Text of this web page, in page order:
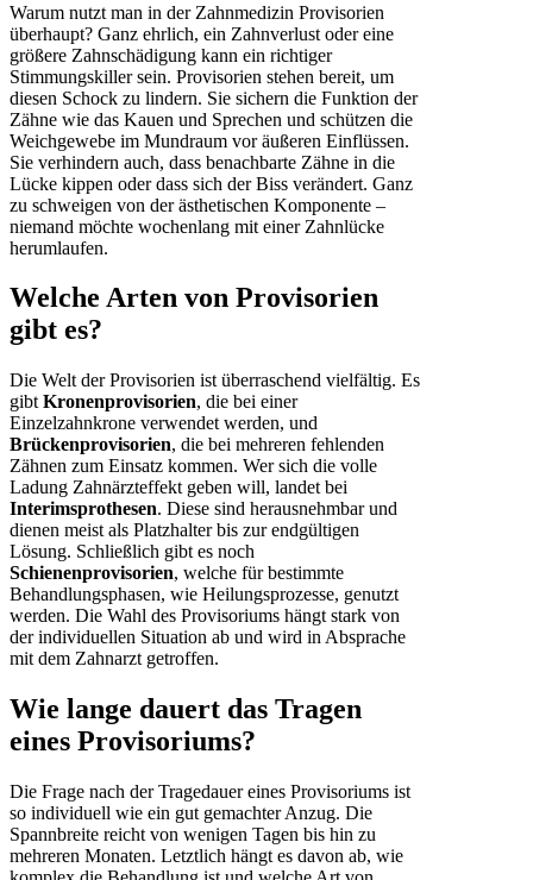
Warum nutzt man in der Zahnmedizin Provisorien
überhaupt? Ganz ehrlich, ein Zahnverlust oder eine
größere Zahnschädigung kann ein richtiger
Stimmungskiller sein. Provisorien stehen bereit, um
diesen Schock zu lindern. Sie sichern die Funktion der
Zähne wie das Kauen und Sprechen und schützen die
Weichgewebe im Mundraum vor äußeren Einflüssen.
Sie verhindern auch, dass benachbarte Zähne in die
Lücke kippen oder dass sich der Biss verändert. Ganz
zu schweigen von der ästhetischen Komponente –
niemand möchte wochenlang mit einer Zahnlücke
herumlaufen.
Welche Arten von Provisorien
gibt es?
Die Welt der Provisorien ist überraschend vielfältig. Es
gibt Kronenprovisorien, die bei einer
Einzelzahnkrone verwendet werden, und
Brückenprovisorien, die bei mehreren fehlenden
Zähnen zum Einsatz kommen. Wer sich die volle
Ladung Zahnärzteffekt geben will, landet bei
Interimsprothesen. Diese sind herausnehmbar und
dienen meist als Platzhalter bis zur endgültigen
Lösung. Schließlich gibt es noch
Schienenprovisorien, welche für bestimmte
Behandlungsphasen, wie Heilungsprozesse, genutzt
werden. Die Wahl des Provisoriums hängt stark von
der individuellen Situation ab und wird in Absprache
mit dem Zahnarzt getroffen.
Wie lange dauert das Tragen
eines Provisoriums?
Die Frage nach der Tragedauer eines Provisoriums ist
so individuell wie ein gut gemachter Anzug. Die
Spannbreite reicht von wenigen Tagen bis hin zu
mehreren Monaten. Letztlich hängt es davon ab, wie